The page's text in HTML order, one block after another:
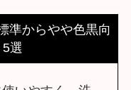
準からやや色黒向
選